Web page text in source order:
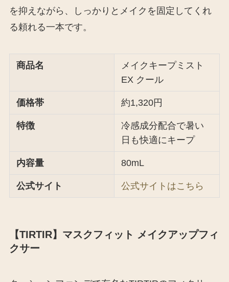
を抑えながら、しっかりとメイクを固定してくれ
る頼れる一本です。
商品名
メイクキープミスト
EX クール
価格帯 約1,320円
特徴
冷感成分配合で暑い
日も快適にキープ
内容量 80mL
公式サイト 公式サイトはこちら
【TIRTIR】マスクフィット メイクアップフィ
クサー